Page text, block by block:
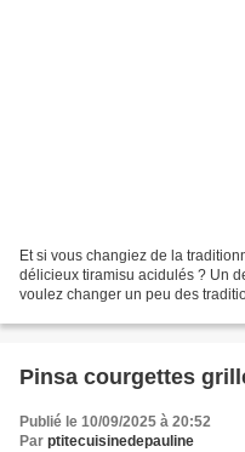
Et si vous changiez de la
délicieux tiramisu acidulés ? Un
voulez changer un peu des
Pinsa courgettes
Publié le 10/09/2025 à 20:52
Par ptitecuisinedepauline